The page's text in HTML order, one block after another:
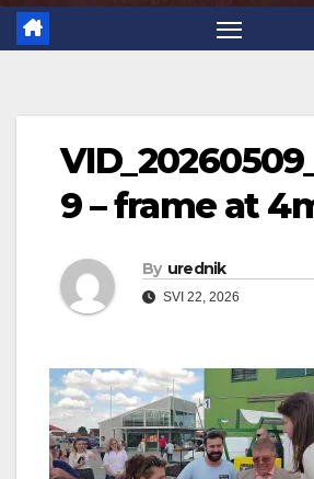
9 – frame at
By urednik
SVI 22, 2026